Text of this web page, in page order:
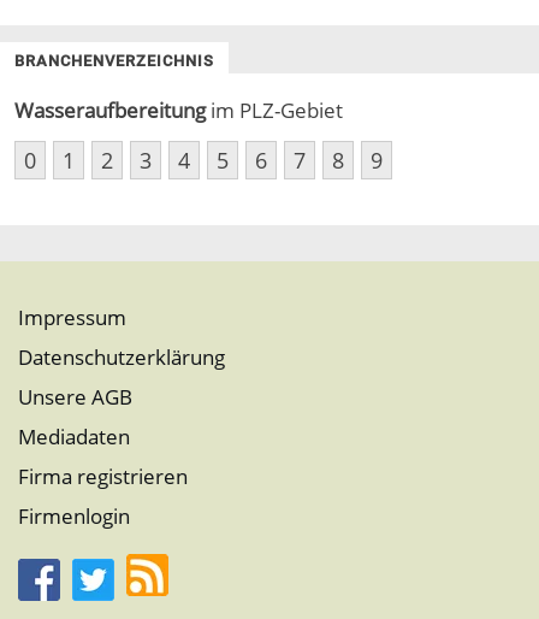
BRANCHENVERZEICHNIS
Wasseraufbereitungim PLZ-Gebiet
0 1 2 3 4 5 6 7 8 9
Impressum
Datenschutzerklärung
Unsere AGB
Mediadaten
Firma registrieren
Firmenlogin